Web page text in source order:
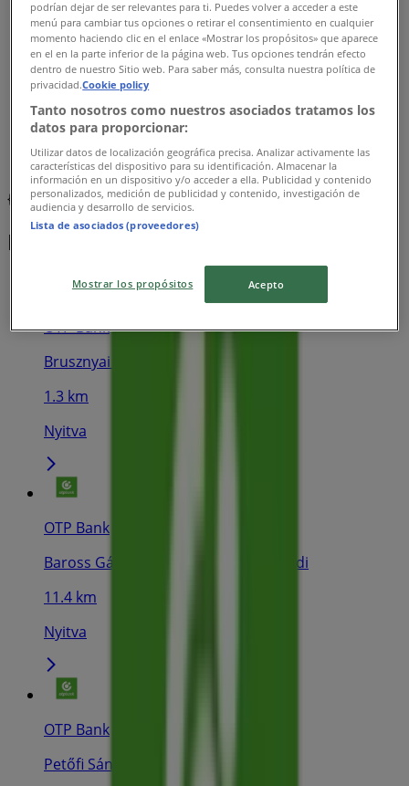
{"numCatalogs":0}
Menetrendek és címek OTP Bank
OTP Bank
Brusznyai Árpád utca 1., Veszprém
1.3 km
Nyitva
OTP Bank
Baross Gábor utca 5/a., Balatonalmádi
11.4 km
Nyitva
OTP Bank
Petőfi Sándor utca 8., Balatonfüred
podrían dejar de ser relevantes para ti. Puedes volver a acceder a este
menú para cambiar tus opciones o retirar el consentimiento en cualquier
momento haciendo clic en el enlace «Mostrar los propósitos» que aparece
en el en la parte inferior de la página web. Tus opciones tendrán efecto
dentro de nuestro Sitio web. Para saber más, consulta nuestra política de
privacidad.Cookie policy
Tanto nosotros como nuestros asociados tratamos los
datos para proporcionar:
Utilizar datos de localización geográfica precisa. Analizar activamente las
características del dispositivo para su identificación. Almacenar la
información en un dispositivo y/o acceder a ella. Publicidad y contenido
personalizados, medición de publicidad y contenido, investigación de
audiencia y desarrollo de servicios.
Lista de asociados (proveedores)
Mostrar los propósitos Acepto